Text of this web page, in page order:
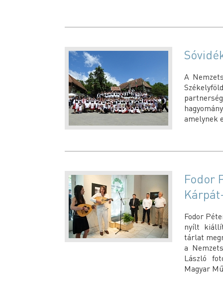
A
amelynek
Fodor
Fodor
nyílt
tárlat
a
László
Magyar